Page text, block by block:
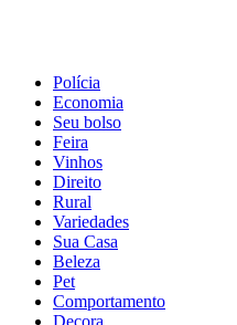
Polícia
Economia
Seu bolso
Feira
Vinhos
Direito
Rural
Variedades
Sua Casa
Beleza
Pet
Comportamento
Decora